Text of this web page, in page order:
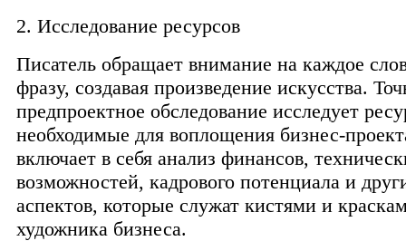
2. Исследование ресурсов
Писатель обращает внимание на каждое
фразу, создавая произведение искусства.
предпроектное обследование исследует
необходимые для воплощения бизнес-
включает в себя анализ финансов,
возможностей, кадрового потенциала и
аспектов, которые служат кистями и
художника бизнеса.